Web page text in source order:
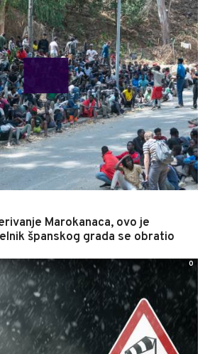
Marokanaca, ovo je
španskog grada se obratio
0